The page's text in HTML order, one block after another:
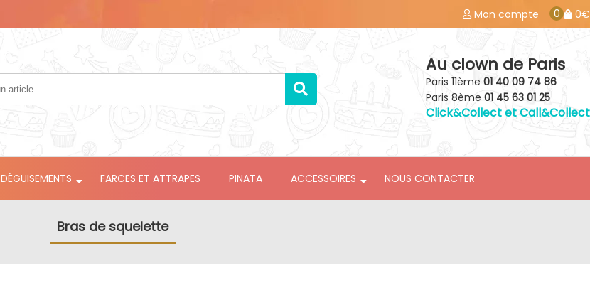
Mon compte 0 0€
Au clown de Paris
Paris 11ème 01 40 09 74 86
Paris 8ème 01 45 63 01 25
Click&Collect et Call&Collect
DÉGUISEMENTS FARCES ET ATTRAPES PINATA ACCESSOIRES NOUS CONTACTER
Bras de squelette